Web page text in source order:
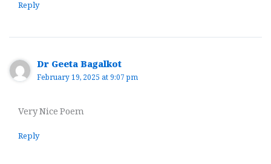
Reply
Dr Geeta Bagalkot
February 19, 2025 at 9:07 pm
Very Nice Poem
Reply